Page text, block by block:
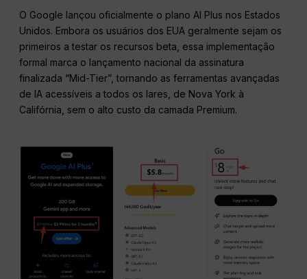
O Google lançou oficialmente o plano AI Plus nos Estados
Unidos. Embora os usuários dos EUA geralmente sejam os
primeiros a testar os recursos beta, essa implementação
formal marca o lançamento nacional da assinatura
finalizada “Mid-Tier”, tornando as ferramentas avançadas
de IA acessíveis a todos os lares, de Nova York à
Califórnia, sem o alto custo da camada Premium.